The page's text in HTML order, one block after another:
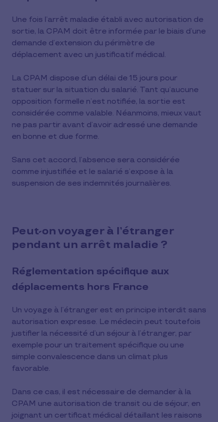
Une fois l’arrêt maladie établi avec autorisation de
sortie, la CPAM doit être informée par le biais d’une
demande d’extension du périmètre de
déplacement avec un justificatif médical.
La CPAM dispose d’un délai de 15 jours pour
statuer sur la situation du salarié. Tant qu’aucune
opposition formelle n’est notifiée, la sortie est
considérée comme valable. Néanmoins, mieux vaut
ne pas partir avant d’avoir adressé une demande
en bonne et due forme.
Sans cet accord, l’absence sera considérée
comme injustifiée et le salarié s’expose à la
suspension de ses indemnités journalières.
Peut-on voyager à l’étranger
pendant un arrêt maladie ?
Réglementation spécifique aux
déplacements hors France
Un voyage à l’étranger est en principe interdit sans
autorisation expresse. Le médecin peut toutefois
justifier la nécessité d’un séjour à l’étranger, par
exemple pour un traitement spécifique ou une
simple convalescence dans un climat plus
favorable.
Dans ce cas, il est nécessaire de demander à la
CPAM une autorisation de transit ou de séjour, en
joignant un certificat médical détaillant les raisons